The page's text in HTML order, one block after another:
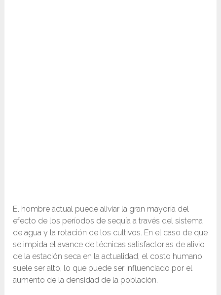
El hombre actual puede aliviar la gran mayoría del
efecto de los períodos de sequía a través del sistema
de agua y la rotación de los cultivos. En el caso de que
se impida el avance de técnicas satisfactorias de alivio
de la estación seca en la actualidad, el costo humano
suele ser alto, lo que puede ser influenciado por el
aumento de la densidad de la población.